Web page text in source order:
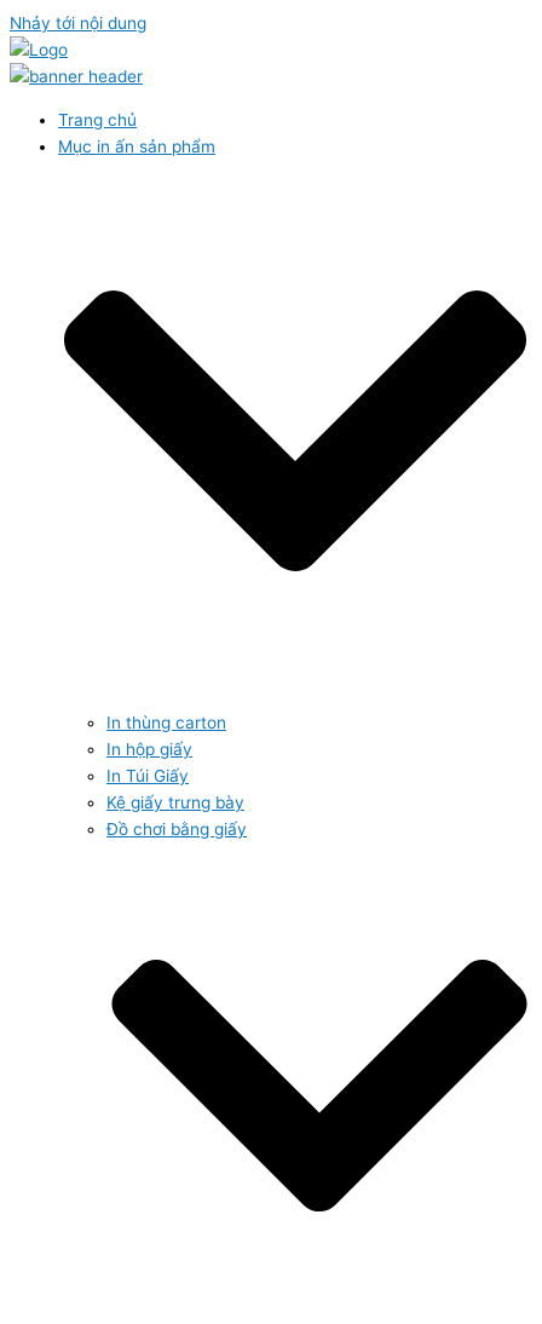
Nhảy tới nội dung
Trang chủ
Mục in ấn sản phẩm
In thùng carton
In hộp giấy
In Túi Giấy
Kệ giấy trưng bày
Đồ chơi bằng giấy